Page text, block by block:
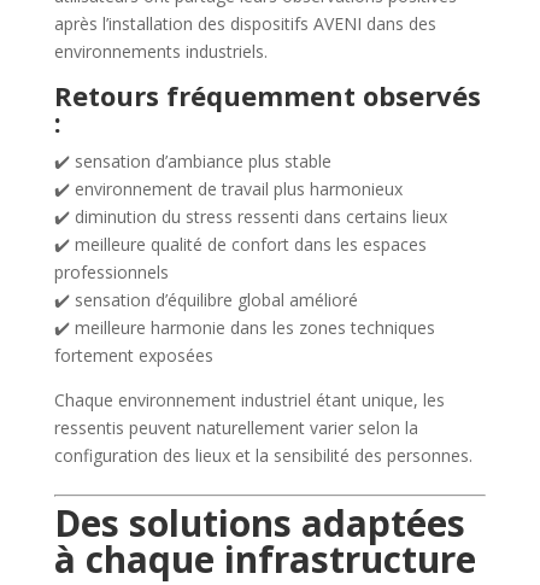
après l’installation des dispositifs AVENI dans des
environnements industriels.
Retours fréquemment observés
:
✔️ sensation d’ambiance plus stable
✔️ environnement de travail plus harmonieux
✔️ diminution du stress ressenti dans certains lieux
✔️ meilleure qualité de confort dans les espaces
professionnels
✔️ sensation d’équilibre global amélioré
✔️ meilleure harmonie dans les zones techniques
fortement exposées
Chaque environnement industriel étant unique, les
ressentis peuvent naturellement varier selon la
configuration des lieux et la sensibilité des personnes.
Des solutions adaptées
à chaque infrastructure